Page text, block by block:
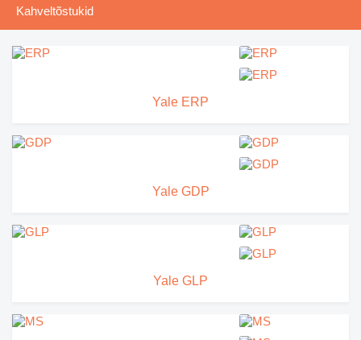
Kahveltõstukid
Yale ERP
Yale GDP
Yale GLP